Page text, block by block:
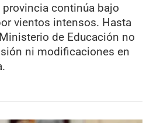
provincia continúa bajo
vientos intensos. Hasta
de Educación no
ni modificaciones en